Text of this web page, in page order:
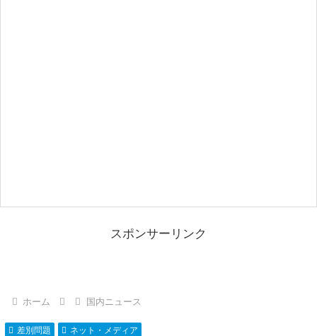
スポンサーリンク
ホーム 国内ニュース
差別問題 ネット・メディア